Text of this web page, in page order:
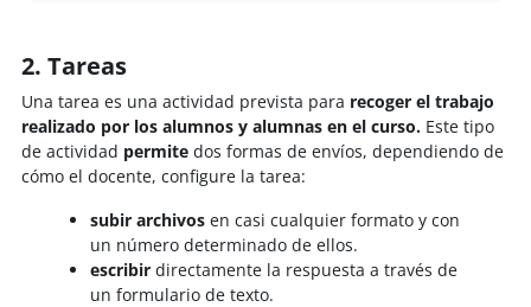
2. Tareas
Una tarea es una actividad prevista para recoger el trabajo
realizado por los alumnos y alumnas en el curso. Este tipo
de actividad permite dos formas de envíos, dependiendo de
cómo el docente, configure la tarea:
subir archivos en casi cualquier formato y con
un número determinado de ellos.
escribir directamente la respuesta a través de
un formulario de texto.